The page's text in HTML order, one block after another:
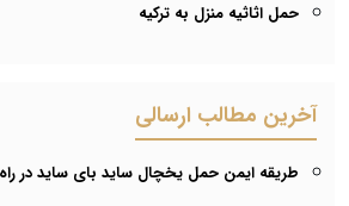
حمل اثاثیه منزل به ترکیه
آخرین مطالب ارسالی
طریقه ایمن حمل یخچال ساید بای ساید در